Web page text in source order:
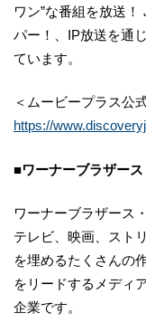
ワン”な番組を放送
パー！、IP放送を通
ています。
＜ムービープラス公
https://
■ワーナーブラザー
ワーナーブラザース
テレビ、映画、スト
を埋めるたくさんの
をリードするメディ
企業です。